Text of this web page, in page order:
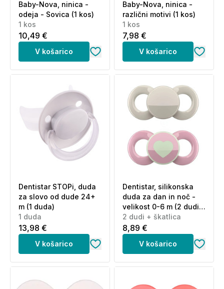
Baby-Nova, ninica -
odeja - Sovica (1 kos)
1 kos
10,49 €
V košarico
Baby-Nova, ninica -
različni motivi (1 kos)
1 kos
7,98 €
V košarico
Dentistar STOPi, duda
za slovo od dude 24+
m (1 duda)
1 duda
13,98 €
V košarico
Dentistar, silikonska
duda za dan in noč -
velikost 0-6 m (2 dudi
+ higienska škatlica)
2 dudi + škatlica
8,89 €
V košarico